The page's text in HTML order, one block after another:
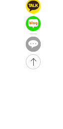
-29865초 전 >
-29845초 전 >
-29734초 전 >
-26824초 전 >
-25697초 전 >